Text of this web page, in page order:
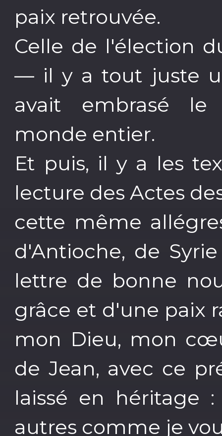
paix retrouvée.
Celle de l'élection
— il y a tout juste
avait embrasé
monde entier.
Et puis, il y a les
lecture des Actes
cette même
d'Antioche, de
lettre de bonne
grâce et d'une paix
mon Dieu, mon
de Jean, avec ce
laissé en héritage
autres comme je